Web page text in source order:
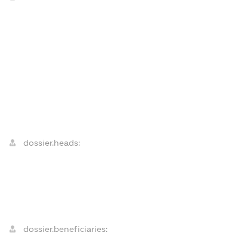
dossier.heads:
dossier.beneficiaries: